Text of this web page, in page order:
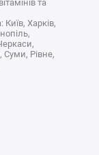
вживають
доречним для
складно
та
Харків,
Рівне,